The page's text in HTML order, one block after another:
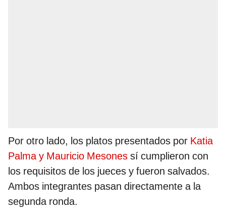
Por otro lado, los platos presentados por Katia
Palma y Mauricio Mesones sí cumplieron con
los requisitos de los jueces y fueron salvados.
Ambos integrantes pasan directamente a la
segunda ronda.